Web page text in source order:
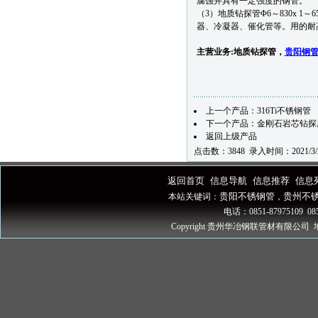
（3）地质钻探管Φ6～830x 1
器、冷凝器、催化管等。用的
主营业务:地质钻探管， 贵阳钢管
上一个产品： 316Ti不锈钢管
下一个产品： 金刚石岩芯钻
返回上级产品
点击数：3848 录入时间：2021/
返回首页 信息导航 信息推荐 信息
本站关键词： 贵阳不锈钢管， 贵州不
电话：0851-87975109
Copyright 贵州华冶钢联管材有限公司